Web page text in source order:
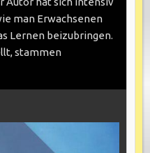
man Erwachsenen
Lernen beizubringen.
stammen